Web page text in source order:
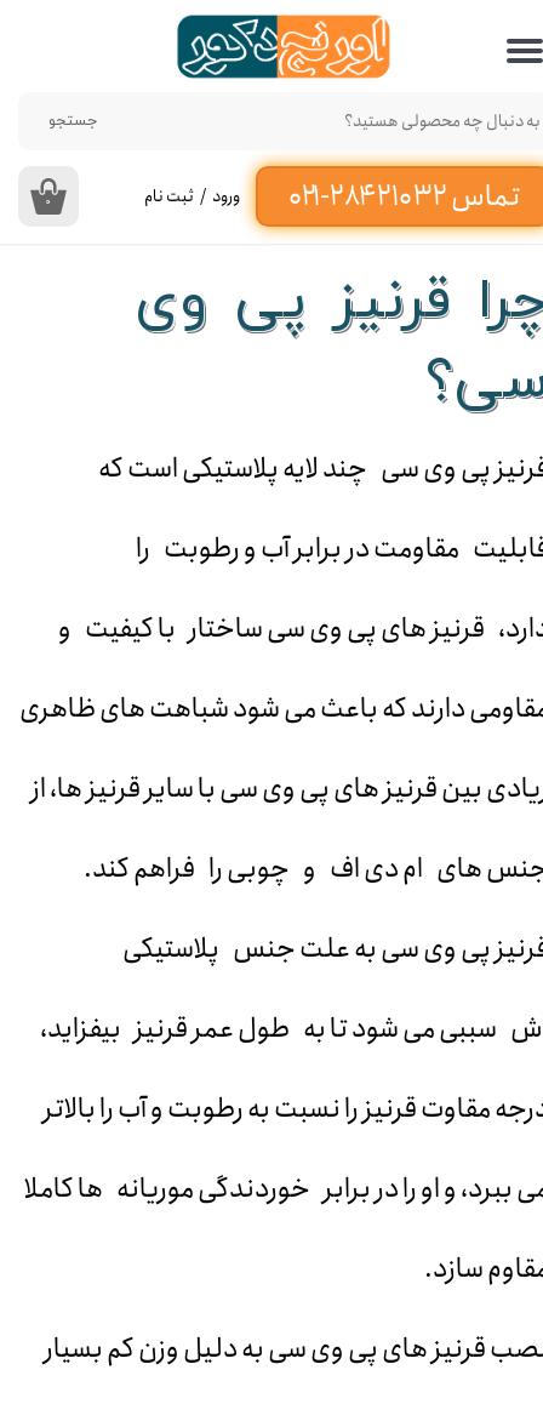
تماس ۳۲ ۲۱۰ ۲۸۴-۰۲۱‌
جستجو
۰ ورود / ثبت نام
حساب کاربری من
تغییر گذر واژه
سفارشات
خروج از حساب کاربری
قرنیز پی وی
پی وی سی چند لایه پلاستیکی است که
مقاومت در برابر آب و رطوبت را
قرنیز های پی وی سی ساختار با کیفیت و
دارند که باعث می شود شباهت های ظاهری
بین قرنیز های پی وی سی با سایر قرنیز ها، از
های ام دی اف و چوبی را فراهم کند.
پی وی سی به علت جنس پلاستیکی
سببی می شود تا به طول عمر قرنیز بیفزاید،
مقاوت قرنیز را نسبت به رطوبت و آب را بالاتر
ببرد، و او را در برابر خوردندگی موریانه ها کاملا
سازد.
قرنیز های پی وی سی به دلیل وزن کم بسیار